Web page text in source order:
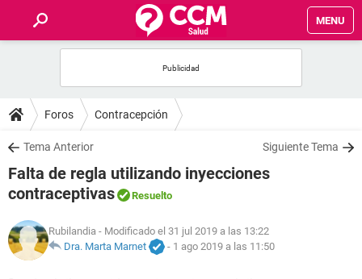
MENU
FOROS
SALUD
FAMILIA
NUTRICIÓN
Foros Contracepción
Tema Anterior Siguiente Tema
Falta de regla utilizando inyecciones
contraceptivas
Resuelto
Rubilandia - Modificado el 31 jul 2019 a las 13:22
Dra. Marta Marnet
- 1 ago 2019 a las 11:50